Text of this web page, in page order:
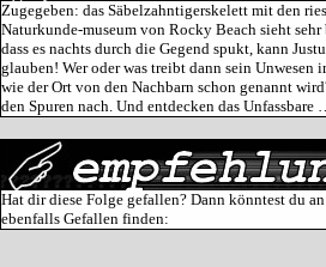
Zugegeben: das Säbelzahntigerskelett mit den
Naturkunde-museum von Rocky Beach sieht
dass es nachts durch die Gegend spukt, kann
glauben! Wer oder was treibt dann sein Unwesen
wie der Ort von den Nachbarn schon genannt
den Spuren nach. Und entdecken das Unfassbare
Hat dir diese Folge gefallen? Dann könntest du
ebenfalls Gefallen finden: